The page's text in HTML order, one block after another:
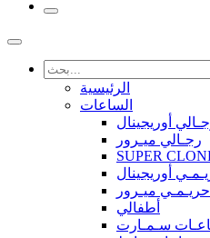
الرئيسية
الساعات
أوريجينال
رجـالي ميـرور
SUPER
أوريجينال
حريـمـي ميـرور
أطفالي
سـمـارت